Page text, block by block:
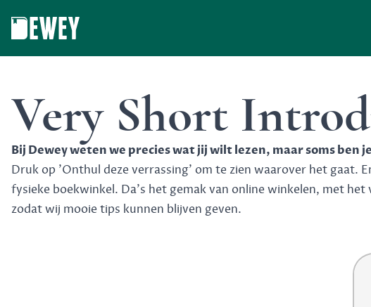
Very Short
Bij Dewey weten we precies wat jij wilt lezen, maar soms ben
Druk op 'Onthul deze verrassing' om te zien waarover het gaat.
fysieke boekwinkel. Da's het gemak van online winkelen, met
zodat wij mooie tips kunnen blijven geven.